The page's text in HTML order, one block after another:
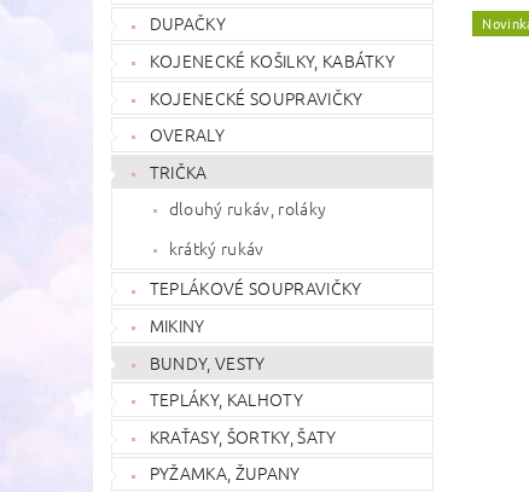
DUPAČKY
KOJENECKÉ KOŠILKY, KABÁTKY
KOJENECKÉ SOUPRAVIČKY
OVERALY
TRIČKA
dlouhý rukáv, roláky
krátký rukáv
TEPLÁKOVÉ SOUPRAVIČKY
MIKINY
BUNDY, VESTY
TEPLÁKY, KALHOTY
KRAŤASY, ŠORTKY, ŠATY
PYŽAMKA, ŽUPANY